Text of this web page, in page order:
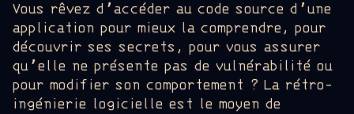
Vous rêvez d’accéder au code source d’une
application pour mieux la comprendre, pour
découvrir ses secrets, pour vous assurer
qu’elle ne présente pas de vulnérabilité ou
pour modifier son comportement ? La rétro-
ingénierie logicielle est le moyen de